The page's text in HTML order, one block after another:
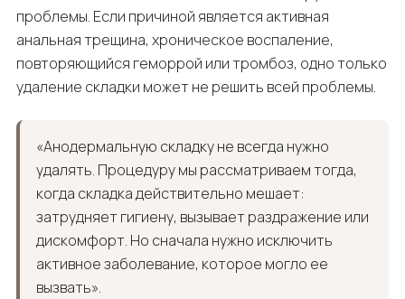
проблемы. Если причиной является активная
анальная трещина, хроническое воспаление,
повторяющийся геморрой или тромбоз, одно только
удаление складки может не решить всей проблемы.
«Анодермальную складку не всегда нужно
удалять. Процедуру мы рассматриваем тогда,
когда складка действительно мешает:
затрудняет гигиену, вызывает раздражение или
дискомфорт. Но сначала нужно исключить
активное заболевание, которое могло ее
вызвать».